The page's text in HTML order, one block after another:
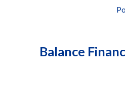
Balance